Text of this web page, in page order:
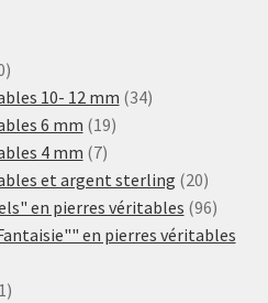
10
produits10- 12 mm 3434
6 mm 1919
4 mm 77
produits
et argent sterling 2020
produits
en pierres véritables 9696
en pierres véritables
1 1